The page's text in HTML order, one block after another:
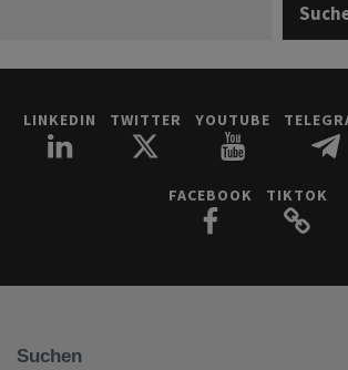
LINKEDIN TWITTER YOUTUBE
FACEBOOK TIKTOK
Suchen